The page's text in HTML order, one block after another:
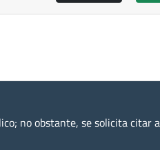
no obstante, se solicita citar